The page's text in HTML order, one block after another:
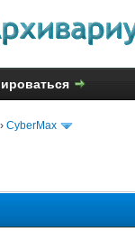
› CyberMax